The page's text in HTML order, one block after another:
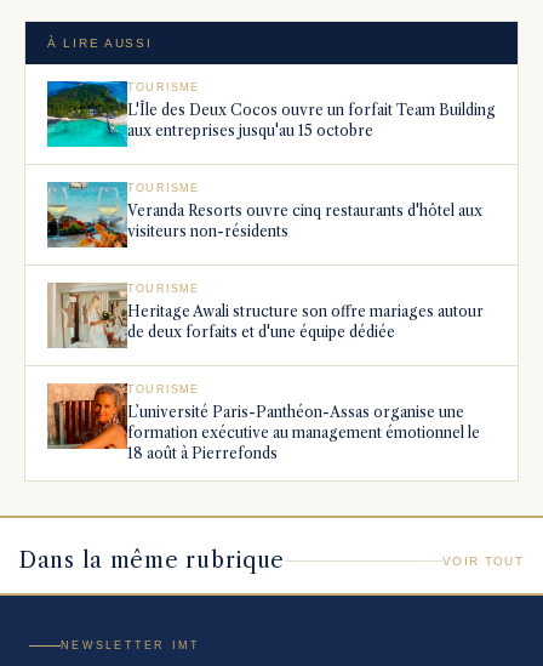
À LIRE AUSSI
TOURISME
L'Île des Deux Cocos ouvre un forfait Team Building
aux entreprises jusqu'au 15 octobre
TOURISME
Veranda Resorts ouvre cinq restaurants d'hôtel aux
visiteurs non-résidents
TOURISME
Heritage Awali structure son offre mariages autour
de deux forfaits et d'une équipe dédiée
TOURISME
L’université Paris-Panthéon-Assas organise une
formation exécutive au management émotionnel le
18 août à Pierrefonds
Dans la même rubrique VOIR TOUT
NEWSLETTER IMT